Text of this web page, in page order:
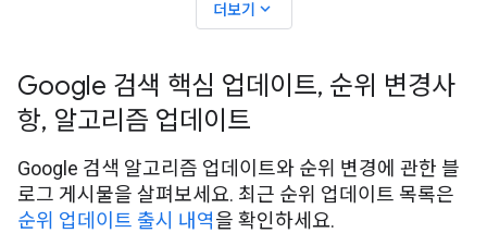
더보기 expand_more
Google 검색 핵심 업데이트, 순위 변경사
항, 알고리즘 업데이트
Google 검색 알고리즘 업데이트와 순위 변경에 관한 블
로그 게시물을 살펴보세요. 최근 순위 업데이트 목록은
순위 업데이트 출시 내역을 확인하세요.